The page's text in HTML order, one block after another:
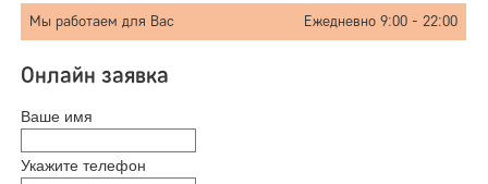
Мы работаем для Вас
Ежедневно 9:00 - 22:00
Онлайн заявка
Ваше имя
Укажите телефон